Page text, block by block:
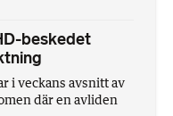
beskedet
i veckans avsnitt av
där en avliden